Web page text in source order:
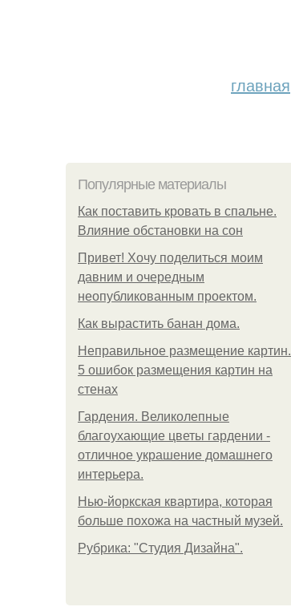
главная
Популярные материалы
Как поставить кровать в спальне.
Влияние обстановки на сон
Привет! Хочу поделиться моим
давним и очередным
неопубликованным проектом.
Как вырастить банан дома.
Неправильное размещение картин.
5 ошибок размещения картин на
стенах
Гардения. Великолепные
благоухающие цветы гардении -
отличное украшение домашнего
интерьера.
Нью-йоркская квартира, которая
больше похожа на частный музей.
Рубрика: "Студия Дизайна".